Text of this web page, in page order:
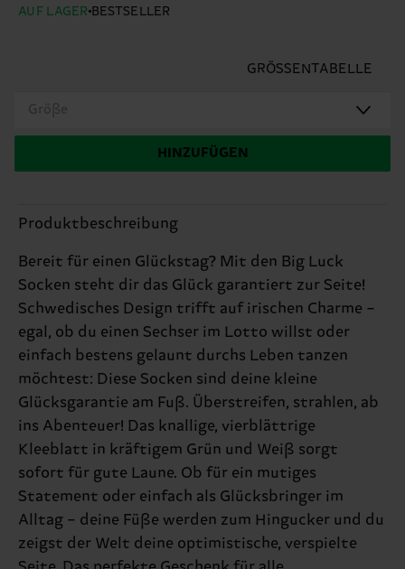
AUF LAGER BESTSELLER
GRÖSSENTABELLE
Größe
HINZUFÜGEN
Produktbeschreibung
Bereit für einen Glückstag? Mit den Big Luck
Socken steht dir das Glück garantiert zur Seite!
Schwedisches Design trifft auf irischen Charme –
egal, ob du einen Sechser im Lotto willst oder
einfach bestens gelaunt durchs Leben tanzen
möchtest: Diese Socken sind deine kleine
Glücksgarantie am Fuß. Überstreifen, strahlen, ab
ins Abenteuer! Das knallige, vierblättrige
Kleeblatt in kräftigem Grün und Weiß sorgt
sofort für gute Laune. Ob für ein mutiges
Statement oder einfach als Glücksbringer im
Alltag – deine Füße werden zum Hingucker und du
zeigst der Welt deine optimistische, verspielte